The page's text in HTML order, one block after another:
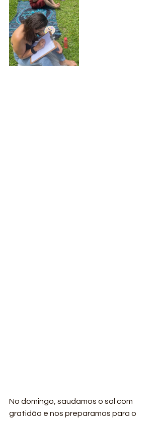
No domingo, saudamos o sol com
gratidão e nos preparamos para o